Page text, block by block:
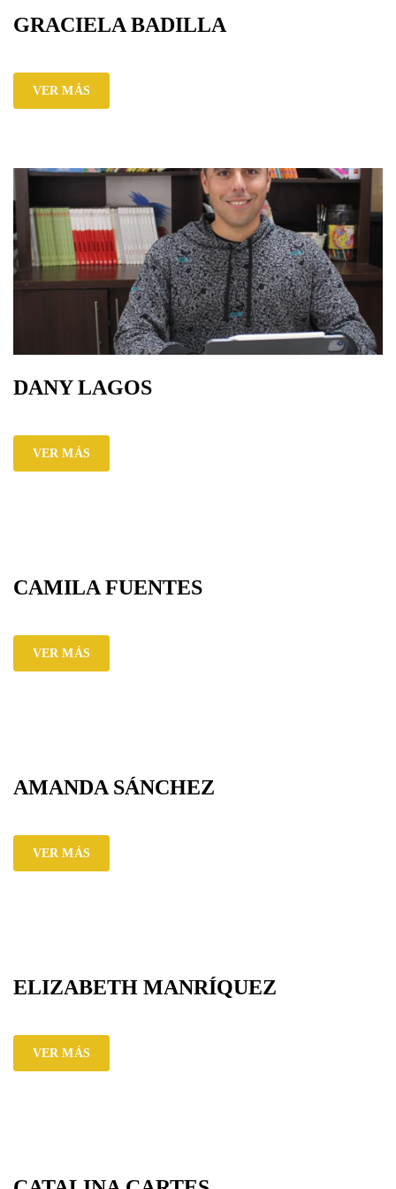
GRACIELA BADILLA
VER MÁS
DANY LAGOS
VER MÁS
CAMILA FUENTES
VER MÁS
AMANDA SÁNCHEZ
VER MÁS
ELIZABETH MANRÍQUEZ
VER MÁS